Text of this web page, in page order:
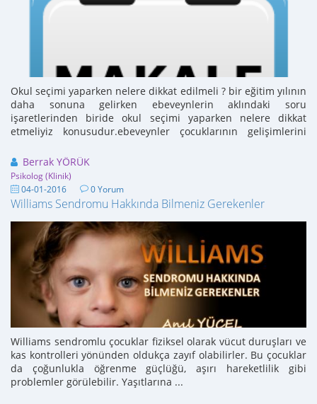
Okul seçimi yaparken nelere dikkat edilmeli ? bir eğitim yılının
daha sonuna gelirken ebeveynlerin aklındaki soru
işaretlerinden biride okul seçimi yaparken nelere dikkat
etmeliyiz konusudur.ebeveynler çocuklarının gelişimlerini
Berrak YÖRÜK
Psikolog (Klinik)
04-01-2016 0 Yorum
Williams Sendromu Hakkında Bilmeniz Gerekenler
Williams sendromlu çocuklar fiziksel olarak vücut duruşları ve
kas kontrolleri yönünden oldukça zayıf olabilirler. Bu çocuklar
da çoğunlukla öğrenme güçlüğü, aşırı hareketlilik gibi
problemler görülebilir. Yaşıtlarına ...